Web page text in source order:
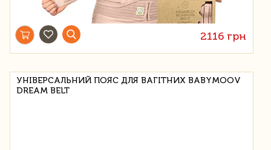
2116 грн
УНІВЕРСАЛЬНИЙ ПОЯС ДЛЯ ВАГІТНИХ BABYMOOV
DREAM BELT